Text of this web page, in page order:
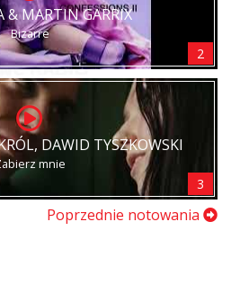
MARTIN GARRIX
Bizarre
2
DAWID TYSZKOWSKI
mnie
3
Poprzednie notowania